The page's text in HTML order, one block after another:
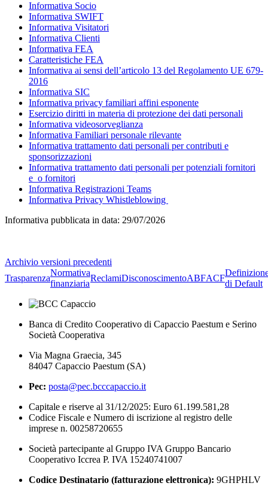
Informativa Socio
Informativa SWIFT
Informativa Visitatori
Informativa Clienti
Informativa FEA
Caratteristiche FEA
Informativa ai sensi dell’articolo 13 del Regolamento UE 679-
2016
Informativa SIC
Informativa privacy familiari affini esponente
Esercizio diritti in materia di protezione dei dati personali
Informativa videosorveglianza
Informativa Familiari personale rilevante
Informativa trattamento dati personali per contributi e
sponsorizzazioni
Informativa trattamento dati personali per potenziali fornitori
e_o fornitori
Informativa Registrazioni Teams
Informativa Privacy Whistleblowing
Informativa pubblicata in data: 29/07/2026
Archivio versioni precedenti
Trasparenza
Normativa
finanziaria
ReclamiDisconoscimentoABFACF
di Default
Banca di Credito Cooperativo di Capaccio Paestum e Serino
Società Cooperativa
Via Magna Graecia, 345
84047 Capaccio Paestum (SA)
Pec: posta@pec.bcccapaccio.it
Capitale e riserve al 31/12/2025: Euro 61.199.581,28
Codice Fiscale e Numero di iscrizione al registro delle
imprese n. 00258720655
Società partecipante al Gruppo IVA Gruppo Bancario
Cooperativo Iccrea P. IVA 15240741007
Codice Destinatario (fatturazione elettronica): 9GHPHLV